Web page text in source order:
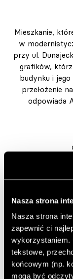
Nasza strona
Nasza strona
zapewnić ci
wykorzystaniem.
tekstowe,
końcowym (np.
mogą być
Mieszkanie,
w
przy ul.
grafików,
budynku i
przełożenie
odpowiada
Projektantka
nawiązać do
budynku. Oprócz